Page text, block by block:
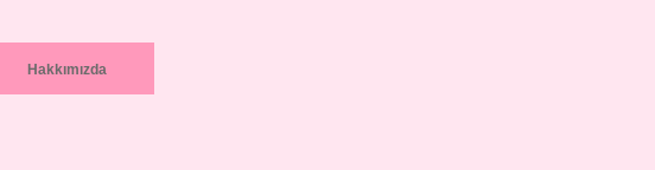
Hakkımızda